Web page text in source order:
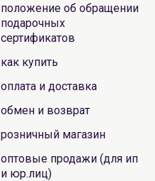
положение об обращении
подарочных
сертификатов
как купить
оплата и доставка
обмен и возврат
розничный магазин
оптовые продажи (для ип
и юр.лиц)